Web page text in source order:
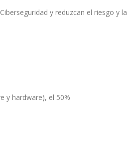
y reduzcan el riesgo y la
y hardware), el 50%